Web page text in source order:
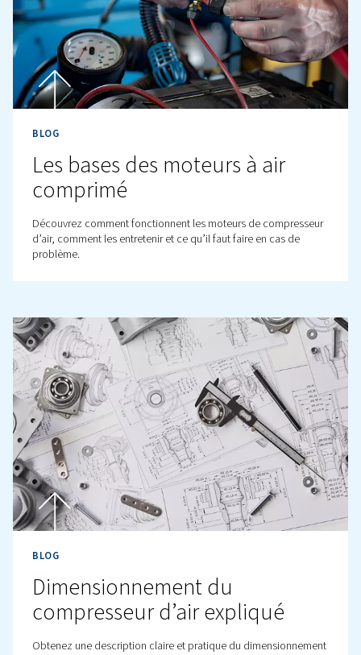
Toutes les étapes clés pour
utiliser correctement votre
compresseur d’air
Comment utiliser un compresseur d’air ? Suivez ce
pour une utilisation, une configuration, une sécurité et
conseils d’entretien corrects du compresseur d’air.
BLOG
À l’intérieur des conduites
: un guide pratique pour la
tuyauterie d’air comprimé